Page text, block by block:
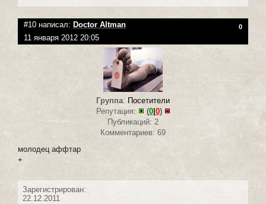
#10 написал: Doctor Altman 0
11 января 2012 20:05
Группа: Посетители
Репутация:
(0| 0)
Публикаций: 2
Комментариев: 69
молодец аффтар
+
Зарегистрирован:
22.12.2011